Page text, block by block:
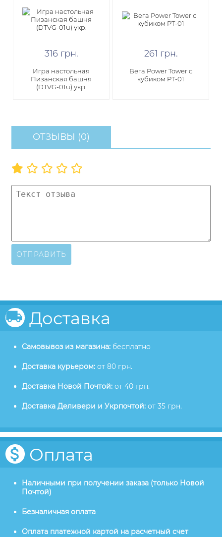
316 грн.
Игра настольная
Пизанская башня
(DTVG-01u) укр.
261 грн.
Вега Power Tower с
кубиком PT-01
ОТЗЫВЫ (0)
ОТПРАВИТЬ
Доставка
Самовывоз из магазина: бесплатно
Доставка курьером: от 80 грн.
Доставка Новой Почтой: от 40 грн.
Доставка Деливери и Укрпочтой: от 35 грн.
Оплата
Наличными при получении заказа (только Новой
Почтой)
Безналичная оплата
Оплата платежной картой на расчетный счет